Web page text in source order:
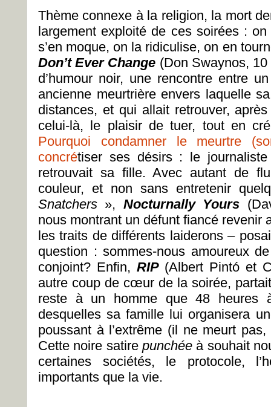
Thème connexe à la religion, la mort
largement exploité de ces soirées :
s’en moque, on la ridiculise, on en
Don’t Ever Change (Don Swaynos,
d’humour noir, une rencontre entre
ancienne meurtrière envers laquelle
distances, et qui allait retrouver,
celui-là, le plaisir de tuer, tout en
Pourquoi condamner le meurtre
concrétiser ses désirs : le
retrouvait sa fille. Avec autant de
couleur, et non sans entretenir
Snatchers », Nocturnally Yours
nous montrant un défunt fiancé revenir
les traits de différents laiderons –
question : sommes-nous amoureux
conjoint? Enfin, RIP(Albert Pintó et
autre coup de cœur de la soirée,
reste à un homme que 48 heures
desquelles sa famille lui organisera
poussant à l’extrême (il ne meurt
Cette noire satirepunchée à souhait
certaines sociétés, le protocole,
importants que la vie.